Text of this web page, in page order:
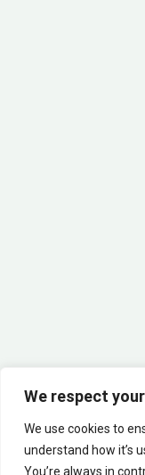
We respect
We use cookies to
understand how it’s
You’re always in
Join
Copyright ©